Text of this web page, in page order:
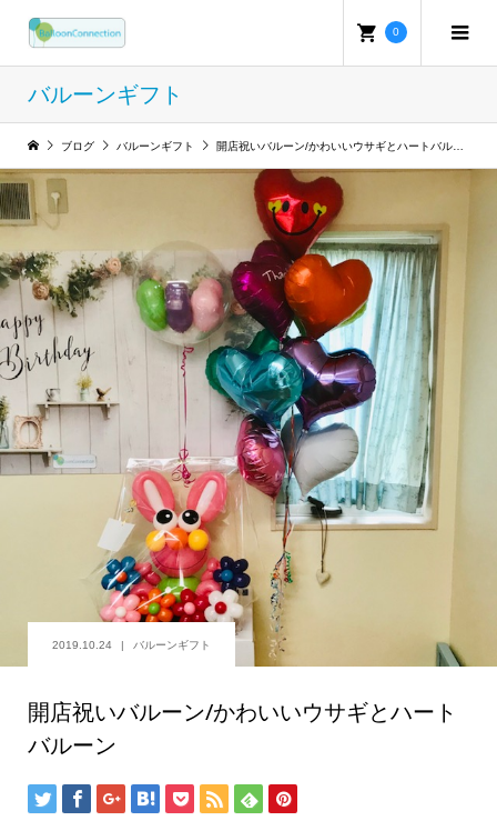
0
バルーンギフト
ブログ バルーンギフト 開店祝いバルーン/かわいいウサギとハートバルーン
2019.10.24 バルーンギフト
開店祝いバルーン/かわいいウサギとハート
バルーン